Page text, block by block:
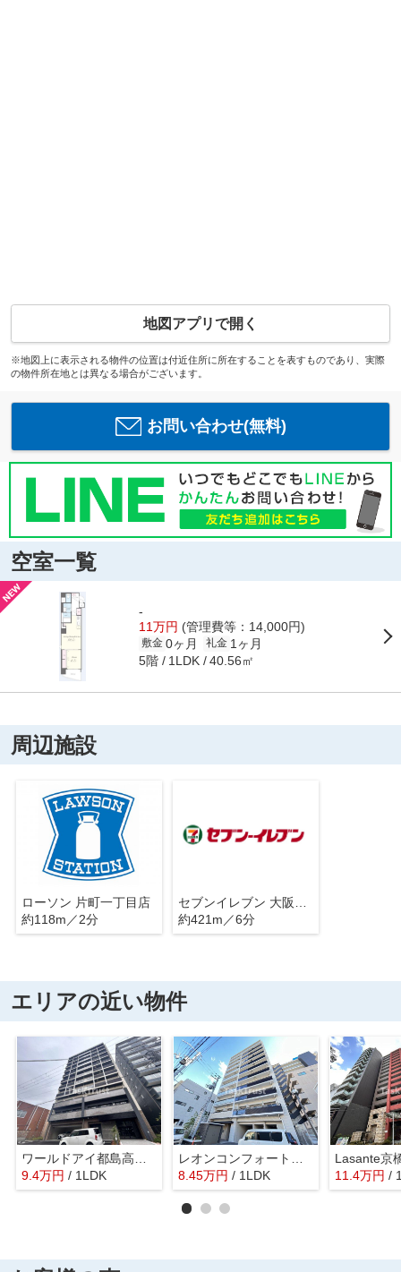
地図アプリで開く
※地図上に表示される物件の位置は付近住所に所在することを表すものであり、実際
の物件所在地とは異なる場合がございます。
お問い合わせ(無料)
空室一覧
-
11万円 (管理費等：14,000円)
敷金 0ヶ月 礼金 1ヶ月
5階 1LDK 40.56㎡
周辺施設
ローソン 片町一丁目店
約118m／2分
約421m／6分
エリアの近い物件
9.4万円 / 1LDK
8.45万円 / 1LDK
Lasante京
11.4万円 /